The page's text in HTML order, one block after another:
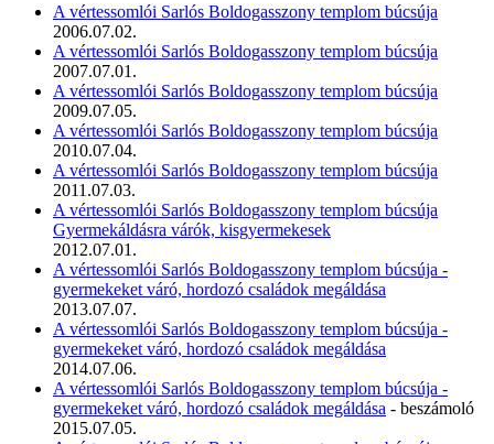
A vértessomlói Sarlós Boldogasszony templom búcsúja
2006.07.02.
A vértessomlói Sarlós Boldogasszony templom búcsúja
2007.07.01.
A vértessomlói Sarlós Boldogasszony templom búcsúja
2009.07.05.
A vértessomlói Sarlós Boldogasszony templom búcsúja
2010.07.04.
A vértessomlói Sarlós Boldogasszony templom búcsúja
2011.07.03.
A vértessomlói Sarlós Boldogasszony templom búcsúja
Gyermekáldásra várók, kisgyermekesek
2012.07.01.
A vértessomlói Sarlós Boldogasszony templom búcsúja -
gyermekeket váró, hordozó családok megáldása
2013.07.07.
A vértessomlói Sarlós Boldogasszony templom búcsúja -
gyermekeket váró, hordozó családok megáldása
2014.07.06.
A vértessomlói Sarlós Boldogasszony templom búcsúja -
gyermekeket váró, hordozó családok megáldása - beszámoló
2015.07.05.